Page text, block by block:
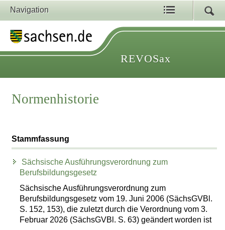
Navigation
REVOSax
Normenhistorie
Stammfassung
Sächsische Ausführungsverordnung zum
Berufsbildungsgesetz
Sächsische Ausführungsverordnung zum
Berufsbildungsgesetz vom 19. Juni 2006 (SächsGVBl.
S. 152, 153), die zuletzt durch die Verordnung vom 3.
Februar 2026 (SächsGVBl. S. 63) geändert worden ist